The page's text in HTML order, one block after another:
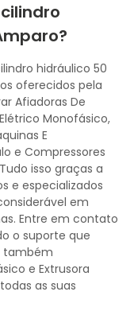
hidráulico 50
oferecidos pela
Afiadoras De
Monofásico,
E
e Compressores
isso graças a
e especializados
em
Entre em contato
o suporte que
também
e Extrusora
as suas